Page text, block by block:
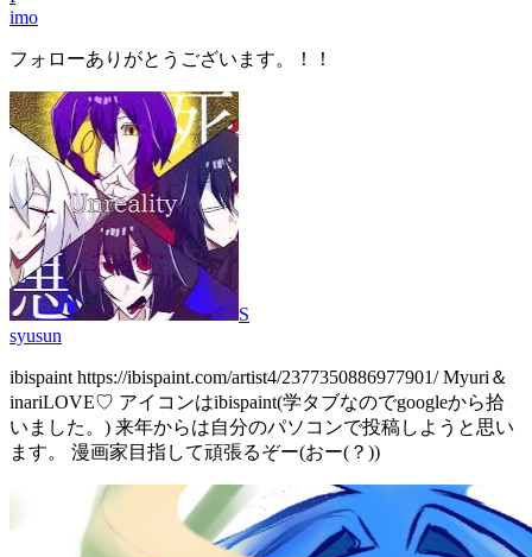
imo
フォローありがとうございます。！！
S
syusun
ibispaint https://ibispaint.com/artist4/2377350886977901/ Myuri＆
inariLOVE♡ アイコンはibispaint(学タブなのでgoogleから拾
いました。) 来年からは自分のパソコンで投稿しようと思い
ます。 漫画家目指して頑張るぞー(おー(？))